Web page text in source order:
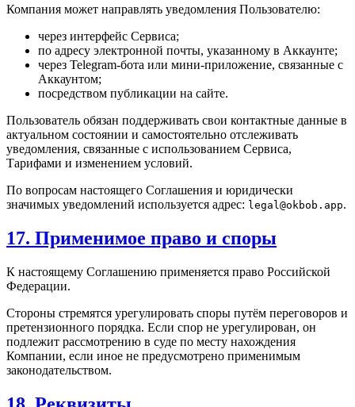
Компания может направлять уведомления Пользователю:
через интерфейс Сервиса;
по адресу электронной почты, указанному в Аккаунте;
через Telegram-бота или мини-приложение, связанные с
Аккаунтом;
посредством публикации на сайте.
Пользователь обязан поддерживать свои контактные данные в
актуальном состоянии и самостоятельно отслеживать
уведомления, связанные с использованием Сервиса,
Тарифами и изменением условий.
По вопросам настоящего Соглашения и юридически
значимых уведомлений используется адрес: legal@okbob.app.
17. Применимое право и споры
К настоящему Соглашению применяется право Российской
Федерации.
Стороны стремятся урегулировать споры путём переговоров и
претензионного порядка. Если спор не урегулирован, он
подлежит рассмотрению в суде по месту нахождения
Компании, если иное не предусмотрено применимым
законодательством.